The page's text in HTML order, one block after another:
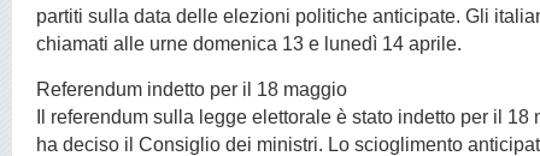
partiti sulla data delle elezioni politiche anticipate. Gli
chiamati alle urne domenica 13 e lunedì 14 aprile.
Referendum indetto per il 18 maggio
Il referendum sulla legge elettorale è stato indetto per il 18
ha deciso il Consiglio dei ministri. Lo scioglimento